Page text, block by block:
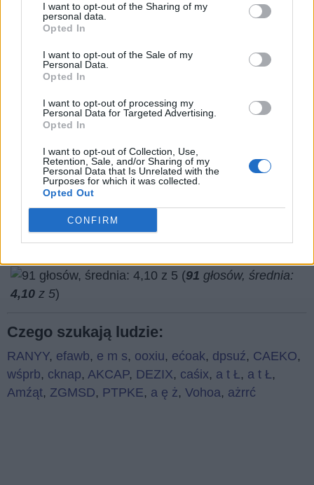
I want to opt-out of the Sharing of my
personal data.
Opted In
I want to opt-out of the Sale of my
Personal Data.
Opted In
I want to opt-out of processing my
Personal Data for Targeted Advertising.
Opted In
I want to opt-out of Collection, Use,
Retention, Sale, and/or Sharing of my
Personal Data that Is Unrelated with the
Purposes for which it was collected.
Opted Out
CONFIRM
Co sądzisz o naszej stronie?
(91 głosów, średnia:
4,10 z 5)
Czego szukają ludzie:
RANYY, efawb, e m s, ooxiu, ećoak, dpsuź, CAEKO,
wśprb, cknap, AKCAP, DEZIX, caśix, a t Ł, a t Ł,
Amźąt, ZGMSD, PTPKE, a ę ż, Vohoa, ażrrć